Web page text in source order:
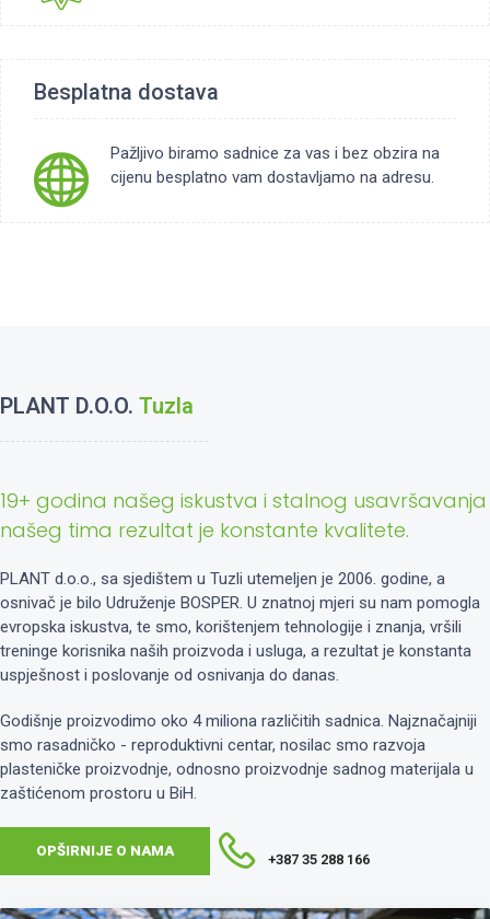
Besplatna dostava
Pažljivo biramo sadnice za vas i bez obzira na
cijenu besplatno vam dostavljamo na adresu.
PLANT D.o.o. Tuzla
19+ godina našeg iskustva i stalnog usavršavanja
našeg tima rezultat je konstante kvalitete.
PLANT d.o.o., sa sjedištem u Tuzli utemeljen je 2006. godine, a
osnivač je bilo Udruženje BOSPER. U znatnoj mjeri su nam pomogla
evropska iskustva, te smo, korištenjem tehnologije i znanja, vršili
treninge korisnika naših proizvoda i usluga, a rezultat je konstanta
uspješnost i poslovanje od osnivanja do danas.
Godišnje proizvodimo oko 4 miliona različitih sadnica. Najznačajniji
smo rasadničko - reproduktivni centar, nosilac smo razvoja
plasteničke proizvodnje, odnosno proizvodnje sadnog materijala u
zaštićenom prostoru u BiH.
OPŠIRNIJE O NAMA
+387 35 288 166